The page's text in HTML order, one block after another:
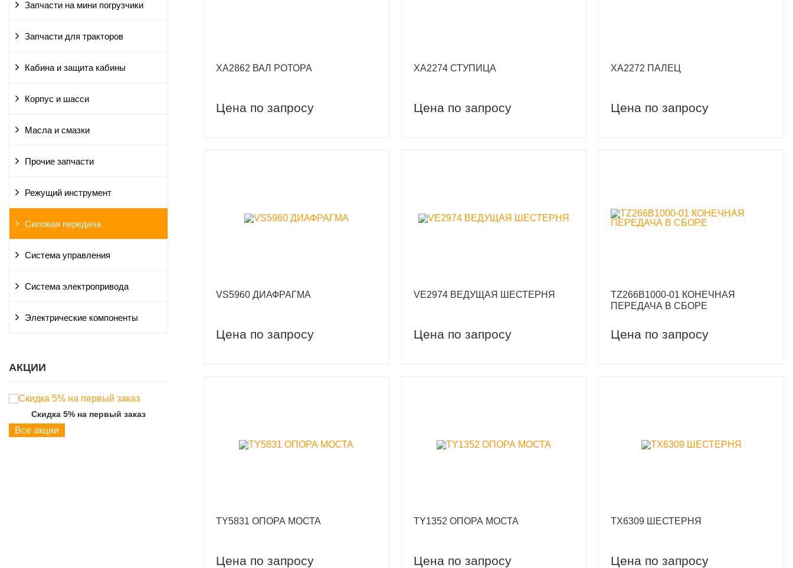
Запчасти на мини погрузчики
Запчасти для тракторов
Кабина и защита кабины
Корпус и шасси
Масла и смазки
Прочие запчасти
Режущий инструмент
Силовая передача
Система управления
Система электропривода
Электрические компоненты
АКЦИИ
Скидка 5% на первый заказ
Все акции
XA2862 ВАЛ РОТОРА
Цена по запросу
XA2274 СТУПИЦА
Цена по запросу
XA2272 ПАЛЕЦ
Цена по запросу
VS5960 ДИАФРАГМА
Цена по запросу
VE2974 ВЕДУЩАЯ ШЕСТЕРНЯ
Цена по запросу
TZ266B1000-01 КОНЕЧНАЯ
ПЕРЕДАЧА В СБОРЕ
Цена по запросу
TY5831 ОПОРА МОСТА
Цена по запросу
TY1352 ОПОРА МОСТА
Цена по запросу
TX6309 ШЕСТЕРНЯ
Цена по запросу